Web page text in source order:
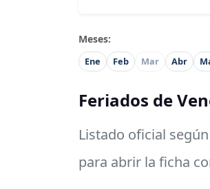
Meses:
Ene Feb Mar Abr
Feriados de
Listado oficial
para abrir la ficha